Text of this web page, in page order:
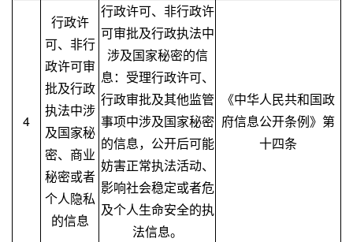
4
行政许
可、非行
政许可审
批及行政
执法中涉
及国家秘
密、商业
秘密或者
个人隐私
的信息
行政许可、非行政许
可审批及行政执法中
涉及国家秘密的信
息：受理行政许可、
行政审批及其他监管
事项中涉及国家秘密
的信息，公开后可能
妨害正常执法活动、
影响社会稳定或者危
及个人生命安全的执
法信息。
《中华人民共和国政
府信息公开条例》第
十四条